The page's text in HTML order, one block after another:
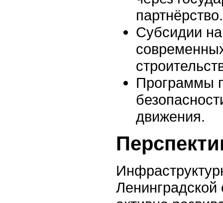
партнёрство.
Субсидии
Программы
движения.
Ленинградской